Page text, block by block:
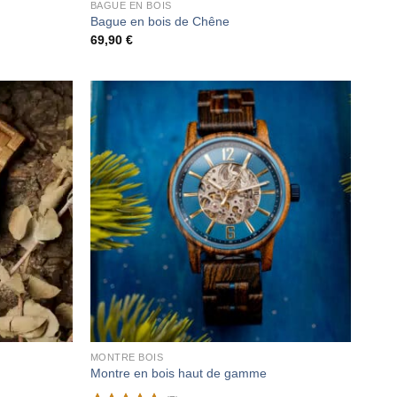
BAGUE EN BOIS
Bague en bois de Chêne
69,90 €
MONTRE BOIS
Montre en bois haut de gamme